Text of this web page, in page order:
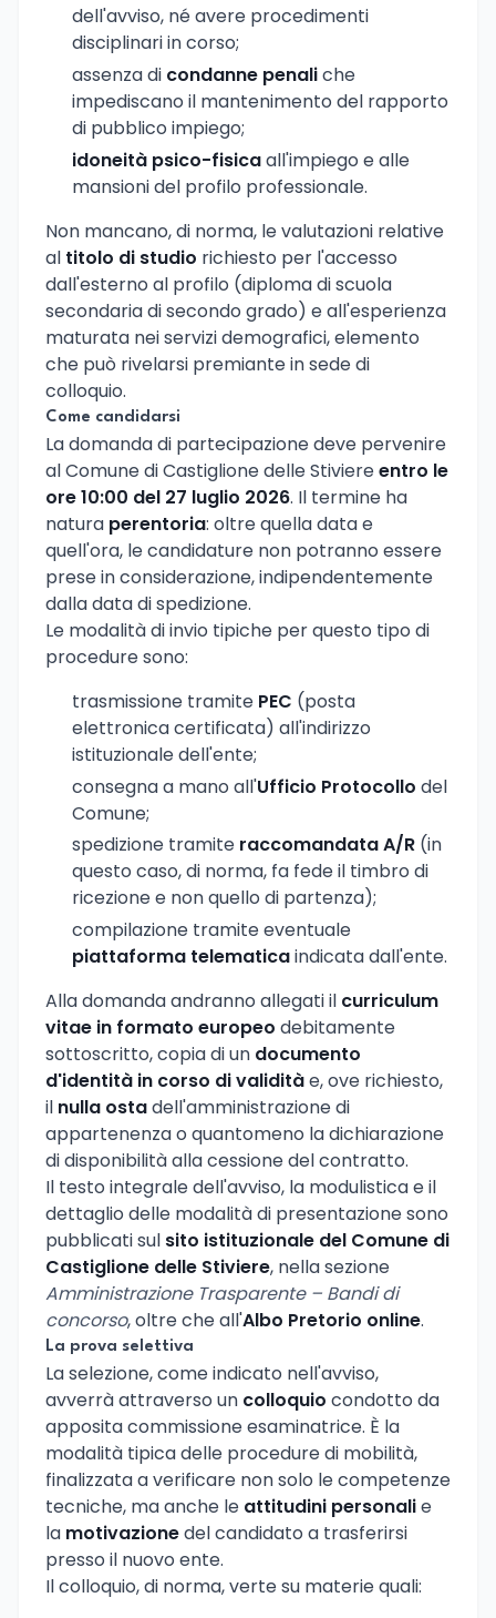
dell'avviso, né avere procedimenti
disciplinari in corso;
assenza di condanne penaliche
impediscano il mantenimento del rapporto
di pubblico impiego;
idoneità psico-fisicaall'impiego e alle
mansioni del profilo professionale.
Non mancano, di norma, le valutazioni relative
al titolo di studio richiesto per l'accesso
dall'esterno al profilo (diploma di scuola
secondaria di secondo grado) e all'esperienza
maturata nei servizi demografici, elemento
che può rivelarsi premiante in sede di
colloquio.
Come candidarsi
La domanda di partecipazione deve pervenire
al Comune di Castiglione delle Stiviereentro le
ore 10:00 del 27 luglio 2026. Il termine ha
natura perentoria: oltre quella data e
quell'ora, le candidature non potranno essere
prese in considerazione, indipendentemente
dalla data di spedizione.
Le modalità di invio tipiche per questo tipo di
procedure sono:
trasmissione tramite PEC (posta
elettronica certificata) all'indirizzo
istituzionale dell'ente;
consegna a mano all'Ufficio Protocollo del
Comune;
spedizione tramite raccomandata A/R (in
questo caso, di norma, fa fede il timbro di
ricezione e non quello di partenza);
compilazione tramite eventuale
piattaforma telematicaindicata dall'ente.
Alla domanda andranno allegati il curriculum
vitae in formato europeo debitamente
sottoscritto, copia di un documento
d'identità in corso di validitàe, ove richiesto,
il nulla ostadell'amministrazione di
appartenenza o quantomeno la dichiarazione
di disponibilità alla cessione del contratto.
Il testo integrale dell'avviso, la modulistica e il
dettaglio delle modalità di presentazione sono
pubblicati sul sito istituzionale del Comune di
Castiglione delle Stiviere, nella sezione
Amministrazione Trasparente – Bandi di
concorso, oltre che all'Albo Pretorio online.
La prova selettiva
La selezione, come indicato nell'avviso,
avverrà attraverso un colloquio condotto da
apposita commissione esaminatrice. È la
modalità tipica delle procedure di mobilità,
finalizzata a verificare non solo le competenze
tecniche, ma anche le attitudini personalie
la motivazionedel candidato a trasferirsi
presso il nuovo ente.
Il colloquio, di norma, verte su materie quali: